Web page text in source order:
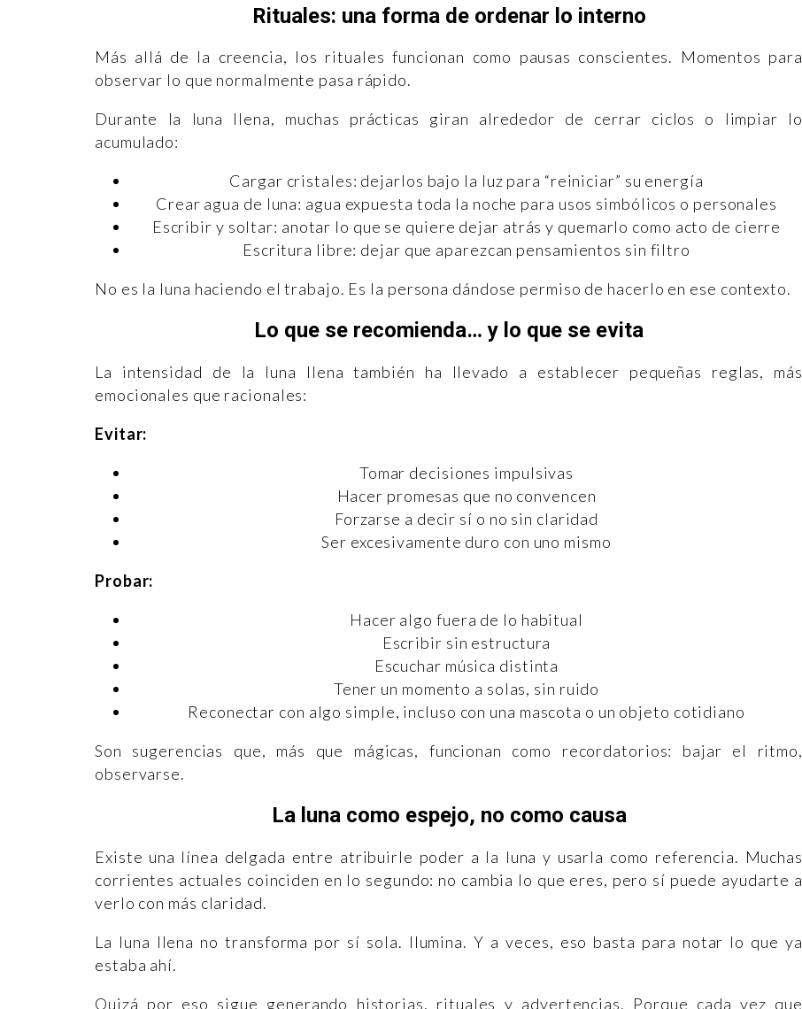
Rituales: una forma de ordenar lo interno
Más allá de la creencia, los rituales funcionan como pausas conscientes. Momentos para
observar lo que normalmente pasa rápido.
Durante la luna llena, muchas prácticas giran alrededor de cerrar ciclos o limpiar lo
acumulado:
Cargar cristales: dejarlos bajo la luz para “reiniciar” su energía
Crear agua de luna: agua expuesta toda la noche para usos simbólicos o personales
Escribir y soltar: anotar lo que se quiere dejar atrás y quemarlo como acto de cierre
Escritura libre: dejar que aparezcan pensamientos sin filtro
No es la luna haciendo el trabajo. Es la persona dándose permiso de hacerlo en ese contexto.
Lo que se recomienda… y lo que se evita
La intensidad de la luna llena también ha llevado a establecer pequeñas reglas, más
emocionales que racionales:
Evitar:
Tomar decisiones impulsivas
Hacer promesas que no convencen
Forzarse a decir sí o no sin claridad
Ser excesivamente duro con uno mismo
Probar:
Hacer algo fuera de lo habitual
Escribir sin estructura
Escuchar música distinta
Tener un momento a solas, sin ruido
Reconectar con algo simple, incluso con una mascota o un objeto cotidiano
Son sugerencias que, más que mágicas, funcionan como recordatorios: bajar el ritmo,
observarse.
La luna como espejo, no como causa
Existe una línea delgada entre atribuirle poder a la luna y usarla como referencia. Muchas
corrientes actuales coinciden en lo segundo: no cambia lo que eres, pero sí puede ayudarte a
verlo con más claridad.
La luna llena no transforma por sí sola. Ilumina. Y a veces, eso basta para notar lo que ya
estaba ahí.
Quizá por eso sigue generando historias, rituales y advertencias. Porque cada vez que